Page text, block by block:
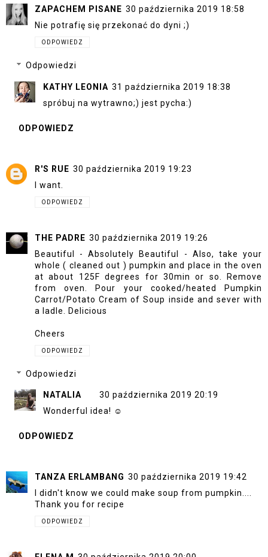
ZAPACHEM PISANE 30 października 2019 18:58
Nie potrafię się przekonać do dyni ;)
ODPOWIEDZ
Odpowiedzi
KATHY LEONIA 31 października 2019 18:38
spróbuj na wytrawno;) jest pycha:)
ODPOWIEDZ
R'S RUE 30 października 2019 19:23
I want.
ODPOWIEDZ
THE PADRE 30 października 2019 19:26
Beautiful - Absolutely Beautiful - Also, take your
whole ( cleaned out ) pumpkin and place in the oven
at about 125F degrees for 30min or so. Remove
from oven. Pour your cooked/heated Pumpkin
Carrot/Potato Cream of Soup inside and sever with
a ladle. Delicious
Cheers
ODPOWIEDZ
Odpowiedzi
NATALIA
30 października 2019 20:19
Wonderful idea! ☺
ODPOWIEDZ
TANZA ERLAMBANG 30 października 2019 19:42
I didn't know we could make soup from pumpkin....
Thank you for recipe
ODPOWIEDZ